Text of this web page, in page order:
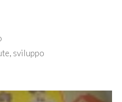
, sviluppo